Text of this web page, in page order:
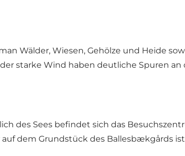
Wälder, Wiesen, Gehölze und Heide
starke Wind haben deutliche Spuren
des Sees befindet sich das
dem Grundstück des Ballesbækgårds